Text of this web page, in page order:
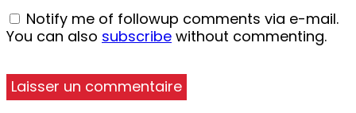
Notify me of followup comments via e-mail.
You can also subscribe without commenting.